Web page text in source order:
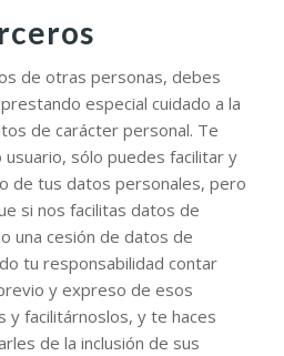
de otras personas, debes
especial cuidado a la
de carácter personal. Te
sólo puedes facilitar y
de tus datos personales, pero
si nos facilitas datos de
una cesión de datos de
tu responsabilidad contar
y expreso de esos
y facilitárnoslos, y te haces
de la inclusión de sus